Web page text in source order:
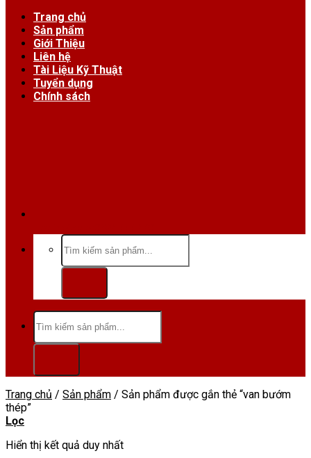
Trang chủ
Sản phẩm
Giới Thiệu
Liên hệ
Tài Liệu Kỹ Thuật
Tuyển dụng
Chính sách
Tìm
kiếm:
Tìm
kiếm:
Trang chủ / Sản phẩm / Sản phẩm được gắn thẻ “van bướm
thép”
Lọc
Hiển thị kết quả duy nhất